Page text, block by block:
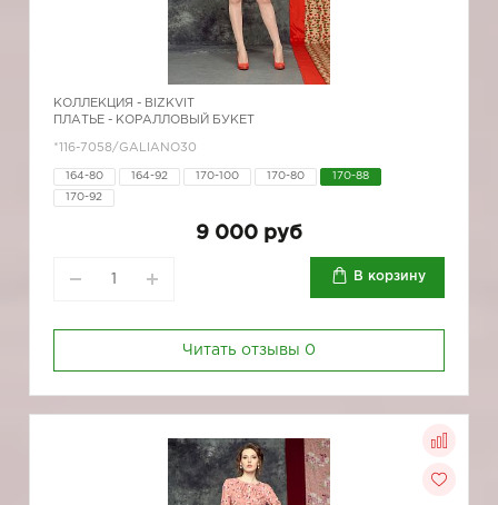
КОЛЛЕКЦИЯ - BIZKVIT
ПЛАТЬЕ - КОРАЛЛОВЫЙ БУКЕТ
*116-7058/GALIANO30
164-80 164-92 170-100 170-80 170-88
170-92
9 000 руб
В корзину
Читать отзывы 0